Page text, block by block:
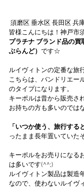
皆様こんにちは！神戸市
プラチナ ブランド品の買
ぶらんど） です☆
ルイヴィトンの定番な旅
こちらは、バンドリエー
のタイプになります。
キーポルは昔から販売さ
お持ちの方も多いのでは
「いつか使う、旅行する
ったまま長年置いていた
キーポルをお売りになる
は多いです(^^;)
ルイヴィトン製品は製造
なので、使わないルイヴ